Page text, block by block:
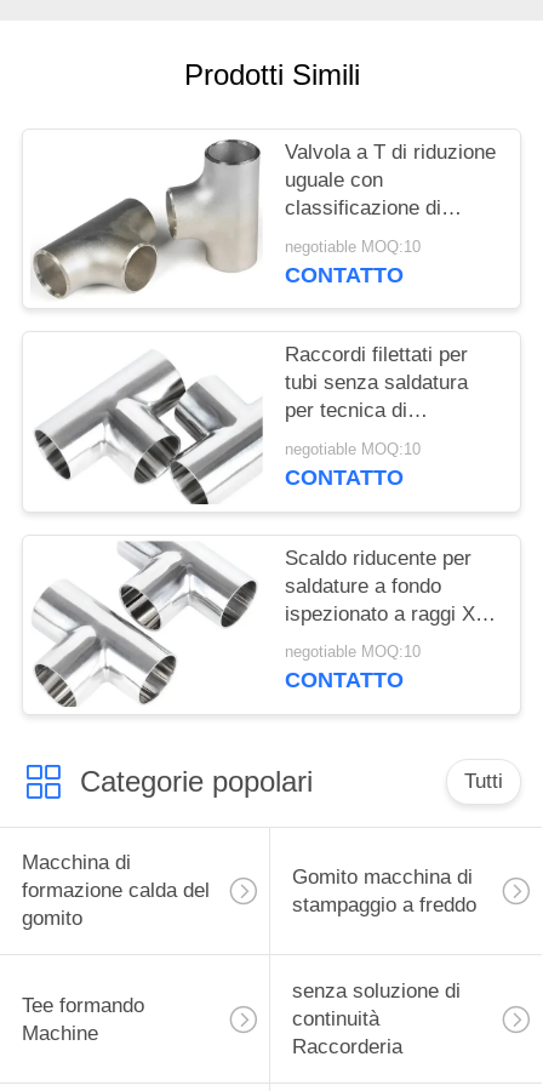
SITO
PRIVACY
POLICY
Prodotti Simili
Valvola a T di riduzione
uguale con
classificazione di
pressione 3000LBS e
rivestimento nero per
negotiable MOQ:10
CONTATTO
Raccordi filettati per
tubi senza saldatura
per tecnica di
forgiatura di tubi in
rame
negotiable MOQ:10
CONTATTO
Scaldo riducente per
saldature a fondo
ispezionato a raggi X
per applicazioni
petrolifere nelle
negotiable MOQ:10
CONTATTO
Categorie popolari Tutti
Macchina di
formazione calda del
gomito
Gomito macchina di
stampaggio a freddo
Tee formando
Machine
senza soluzione di
continuità
Raccorderia